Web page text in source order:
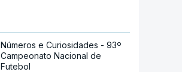
Números e Curiosidades - 93º
Campeonato Nacional de
Futebol